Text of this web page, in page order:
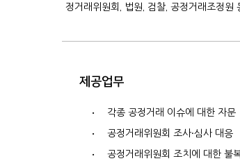
정거래위원회, 법원, 검찰, 공정거래조정
제공업무
•
각종 공정거래 이슈에 대한 자문
•
공정거래위원회 조사·심사 대응
•
공정거래위원회 조치에 대한 불